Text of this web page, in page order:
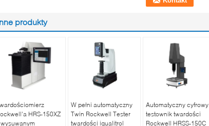
produkty
HRS-150XZ
W pełni automatyczny
Twin Rockwell Tester
twardości iqualitrol
Automatyczny cyfrowy
testownik twardości
Rockwell HRSS-150C